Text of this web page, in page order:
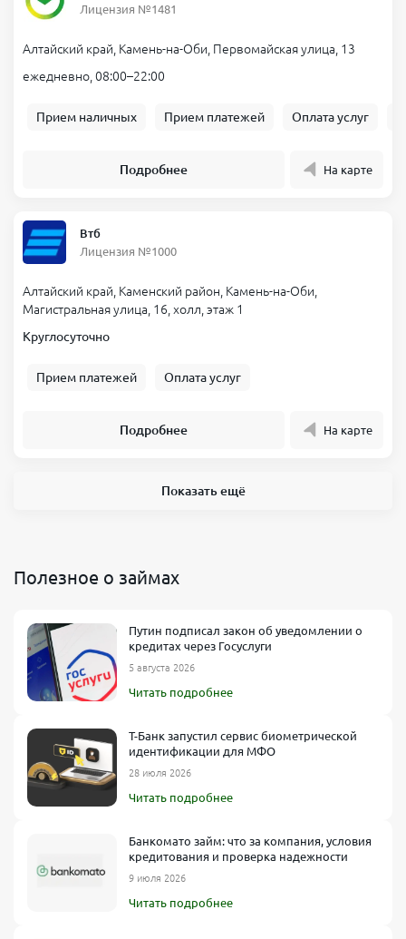
Материал подготовлен финансовым экспертом сервиса
Эксперт по микрозаймам и МФО
Список предложений актуален на
. Все компании
учитывайте риски. Можете проверить компанию в
РФ.
Лицензия №1481
Алтайский край, Камень-на-Оби, Первомайская улица, 13
ежедневно, 08:00–22:00
Прием наличных Прием платежей Оплата услуг
Подробнее На карте
Втб
Лицензия №1000
Алтайский край, Каменский район, Камень-на-Оби,
Магистральная улица, 16, холл, этаж 1
Круглосуточно
Прием платежей Оплата услуг
Подробнее На карте
Показать ещё
Полезное о займах
Путин подписал закон об уведомлении о
кредитах через Госуслуги
5 августа 2026
Читать подробнее
Т-Банк запустил сервис биометрической
идентификации для МФО
28 июля 2026
Читать подробнее
Банкомато займ: что за компания, условия
кредитования и проверка надежности
9 июля 2026
Читать подробнее